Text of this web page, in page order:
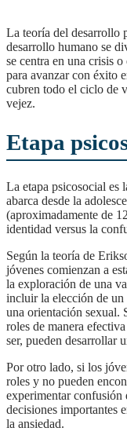
La teoría del desarrollo psicosocial de Erik Erikson sostiene que el
desarrollo humano se
se centra en una crisis
para avanzar con éxito
cubren todo el ciclo de
vejez.
Etapa
La etapa psicosocial es la quinta etapa de la teoría de Erikson, que
abarca desde la
(aproximadamente de
identidad versus la
Según la teoría de Erikson, durante la adolescencia tardía, los
jóvenes comienzan a
la exploración de una
incluir la elección de
una orientación sexual.
roles de manera
ser, pueden desarrollar
Por otro lado, si los jóvenes no exploran adecuadamente diferentes
roles y no pueden
experimentar confusión
decisiones importantes
la ansiedad.